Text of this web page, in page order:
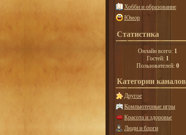
Хобби и образование
Юмор
Статистика
Онлайн всего: 1
Гостей: 1
Пользователей: 0
Категории каналов
Другое
Компьютерные игры
Красота и здоровье
Люди и блоги